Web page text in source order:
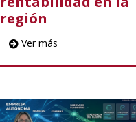
región
Ver más